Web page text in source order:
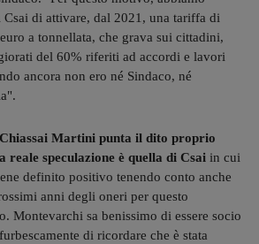
di attivare, dal 2021, una tariffa di
a tonnellata, che grava sui cittadini,
del 60% riferiti ad accordi e lavori
ancora non ero né Sindaco, né
Martini punta il dito proprio
speculazione è quella di Csai in cui
definito positivo tenendo conto anche
anni degli oneri per questo
Montevarchi sa benissimo di essere socio
di ricordare che è stata